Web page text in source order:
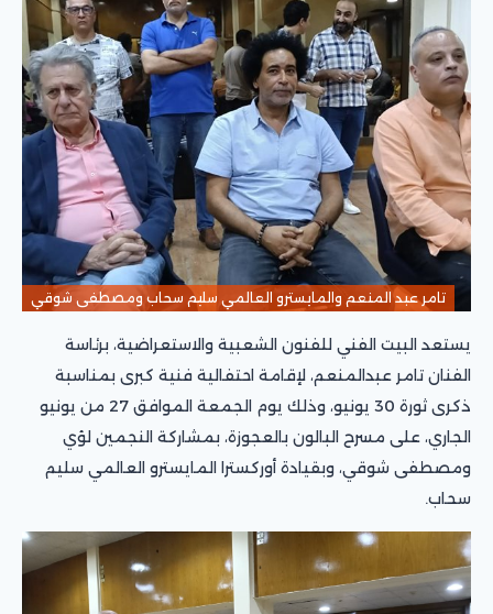
تامر عبد المنعم والمايسترو العالمي سليم سحاب ومصطفى شوقي
يستعد البيت الفني للفنون الشعبية والاستعراضية، برئاسة
الفنان تامر عبدالمنعم، لإقامة احتفالية فنية كبرى بمناسبة
ذكرى ثورة 30 يونيو، وذلك يوم الجمعة الموافق 27 من يونيو
الجاري، على مسرح البالون بالعجوزة، بمشاركة النجمين لؤي
ومصطفى شوقي، وبقيادة أوركسترا المايسترو العالمي سليم
سحاب.